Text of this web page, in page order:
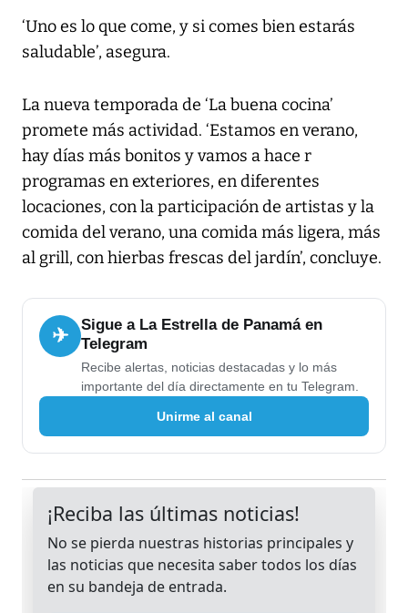
‘Uno es lo que come, y si comes bien estarás
saludable’, asegura.
La nueva temporada de ‘La buena cocina’
promete más actividad. ‘Estamos en verano,
hay días más bonitos y vamos a hace r
programas en exteriores, en diferentes
locaciones, con la participación de artistas y la
comida del verano, una comida más ligera, más
al grill, con hierbas frescas del jardín’, concluye.
✈
Sigue a La Estrella de Panamá en
Telegram
Recibe alertas, noticias destacadas y lo más
importante del día directamente en tu Telegram.
Unirme al canal